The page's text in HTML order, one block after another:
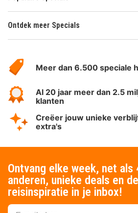
Ontdek meer Specials
HotelSpecials
Meer dan 6.500 speciale
Al 20 jaar meer dan 2.5
klanten
Creëer jouw unieke
extra's
Ontvang elke week, net als
anderen, unieke deals en
reisinspiratie in je inbox!